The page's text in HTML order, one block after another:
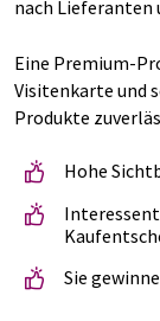
nach Lieferanten
Eine Premium-
Visitenkarte und
Produkte
Hohe
Sie